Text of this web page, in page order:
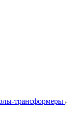
трансформеры